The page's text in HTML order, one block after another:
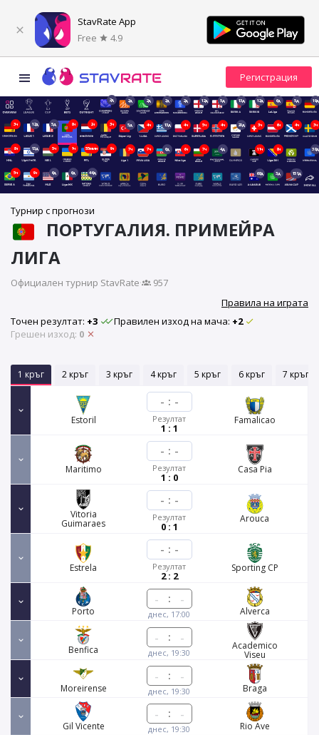
StavRate App
Free
4.9
2д 2д 2д 2д 2д 12д 5д 13д 12д 6д 5д 19д
3ч 12д 5д 8ч 2ч 3ч 5д 4ч 13д 4ч 5ч 4ч 20д 3ч 6ч 4ч 3ч
8ч 13д 5ч 1ч 55мин 9ч 7ч 7ч 6д 6ч 7ч 4д 11ч 8ч 38д
5ч 9ч 6д 6д 46д 68д 3д 151д
Турнир с прогнози
ПОРТУГАЛИЯ. ПРИМЕЙРА
ЛИГА
Официален турнир StavRate·
957
Правила на играта
Точен резултат: +3 Правилен изход на мача: +2
Грешен изход: 0
1 кръг 2 кръг 3 кръг 4 кръг 5 кръг 6 кръг 7 кръг
Estoril
- : -
Резултат
1 : 1
Famalicao
Maritimo
- : -
Резултат
1 : 0
Casa Pia
Vitoria
Guimaraes
- : -
Резултат
0 : 1
Arouca
Estrela
- : -
Резултат
2 : 2
Sporting CP
Porto
:
днес, 17:00 Alverca
Benfica
:
днес, 19:30
Academico
Viseu
Moreirense
:
днес, 19:30 Braga
Gil Vicente
:
днес, 19:30 Rio Ave